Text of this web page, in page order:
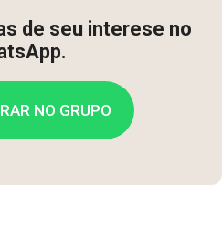
de seu interese no
NO GRUPO